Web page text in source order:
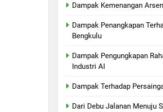
Dampak Kemenangan
Dampak Penangkapan
Bengkulu
Dampak Pengungkapan
Industri AI
Dampak Terhadap
Dari Debu Jalanan Menuju